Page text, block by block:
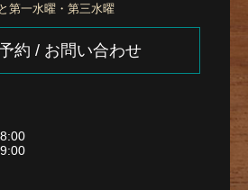
第一水曜・第三水曜
約 / お問い合わせ